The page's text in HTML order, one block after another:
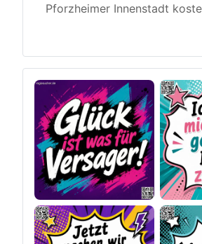
Pforzheimer Innenstadt